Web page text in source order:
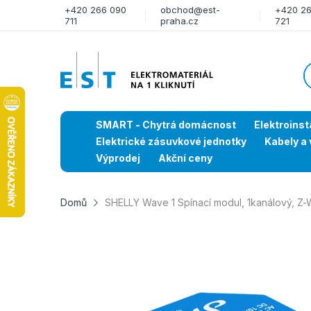
+420 266 090
711
obchod@est-
praha.cz
+420
721
SMART - Chytrá domácnost
Elektrické zásuvkové jednotky
Kabely a
Výprodej
Akční ceny
Domů SHELLY Wave 1 Spínací modul, 1kanálový, Z-